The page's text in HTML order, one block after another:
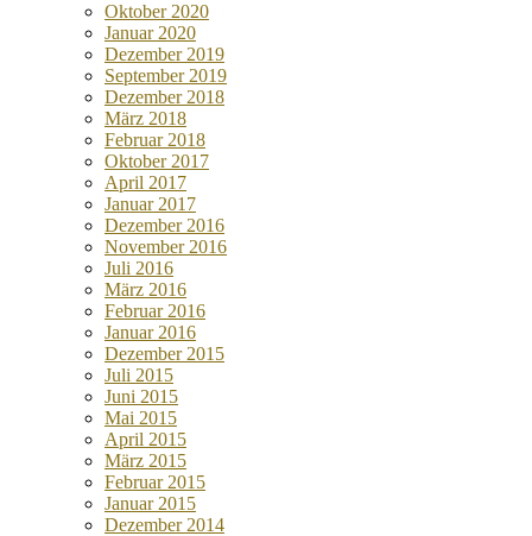
Oktober 2020
Januar 2020
Dezember 2019
September 2019
Dezember 2018
März 2018
Februar 2018
Oktober 2017
April 2017
Januar 2017
Dezember 2016
November 2016
Juli 2016
März 2016
Februar 2016
Januar 2016
Dezember 2015
Juli 2015
Juni 2015
Mai 2015
April 2015
März 2015
Februar 2015
Januar 2015
Dezember 2014